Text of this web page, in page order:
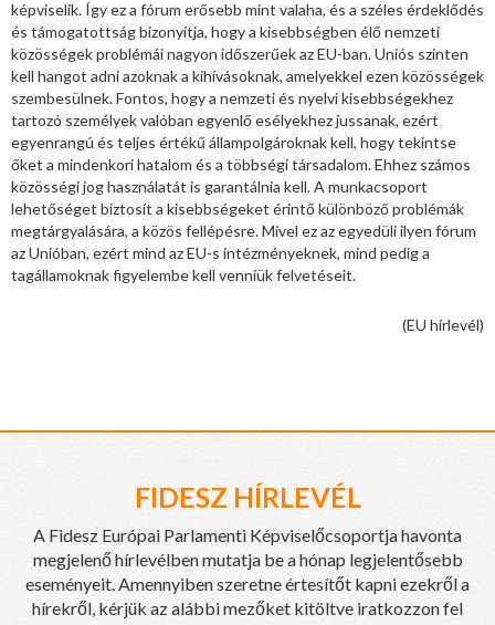
képviselik. Így ez a fórum erősebb mint valaha, és a széles érdeklődés
és támogatottság bizonyítja, hogy a kisebbségben élő nemzeti
közösségek problémái nagyon időszerűek az EU-ban. Uniós szinten
kell hangot adni azoknak a kihívásoknak, amelyekkel ezen közösségek
szembesülnek. Fontos, hogy a nemzeti és nyelvi kisebbségekhez
tartozó személyek valóban egyenlő esélyekhez jussanak, ezért
egyenrangú és teljes értékű állampolgároknak kell, hogy tekintse
őket a mindenkori hatalom és a többségi társadalom. Ehhez számos
közösségi jog használatát is garantálnia kell. A munkacsoport
lehetőséget biztosít a kisebbségeket érintő különböző problémák
megtárgyalására, a közös fellépésre. Mivel ez az egyedüli ilyen fórum
az Unióban, ezért mind az EU-s intézményeknek, mind pedig a
tagállamoknak figyelembe kell venniük felvetéseit.
(EU hírlevél)
FIDESZ HÍRLEVÉL
A Fidesz Európai Parlamenti Képviselőcsoportja havonta
megjelenő hírlevélben mutatja be a hónap legjelentősebb
eseményeit. Amennyiben szeretne értesítőt kapni ezekről a
hírekről, kérjük az alábbi mezőket kitöltve iratkozzon fel